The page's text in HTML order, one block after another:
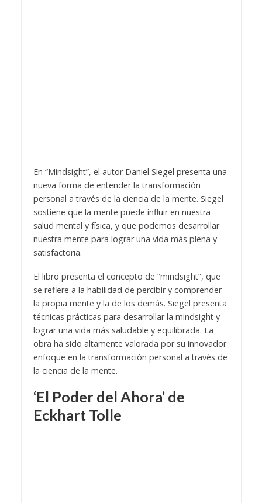
En “Mindsight”, el autor Daniel Siegel presenta una
nueva forma de entender la transformación
personal a través de la ciencia de la mente. Siegel
sostiene que la mente puede influir en nuestra
salud mental y física, y que podemos desarrollar
nuestra mente para lograr una vida más plena y
satisfactoria.
El libro presenta el concepto de “mindsight”, que
se refiere a la habilidad de percibir y comprender
la propia mente y la de los demás. Siegel presenta
técnicas prácticas para desarrollar la mindsight y
lograr una vida más saludable y equilibrada. La
obra ha sido altamente valorada por su innovador
enfoque en la transformación personal a través de
la ciencia de la mente.
‘El Poder del Ahora’ de
Eckhart Tolle